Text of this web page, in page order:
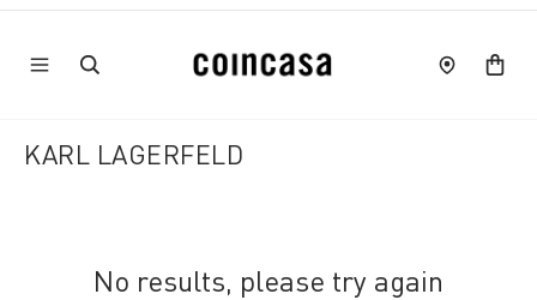
KARL LAGERFELD
No results, please try again